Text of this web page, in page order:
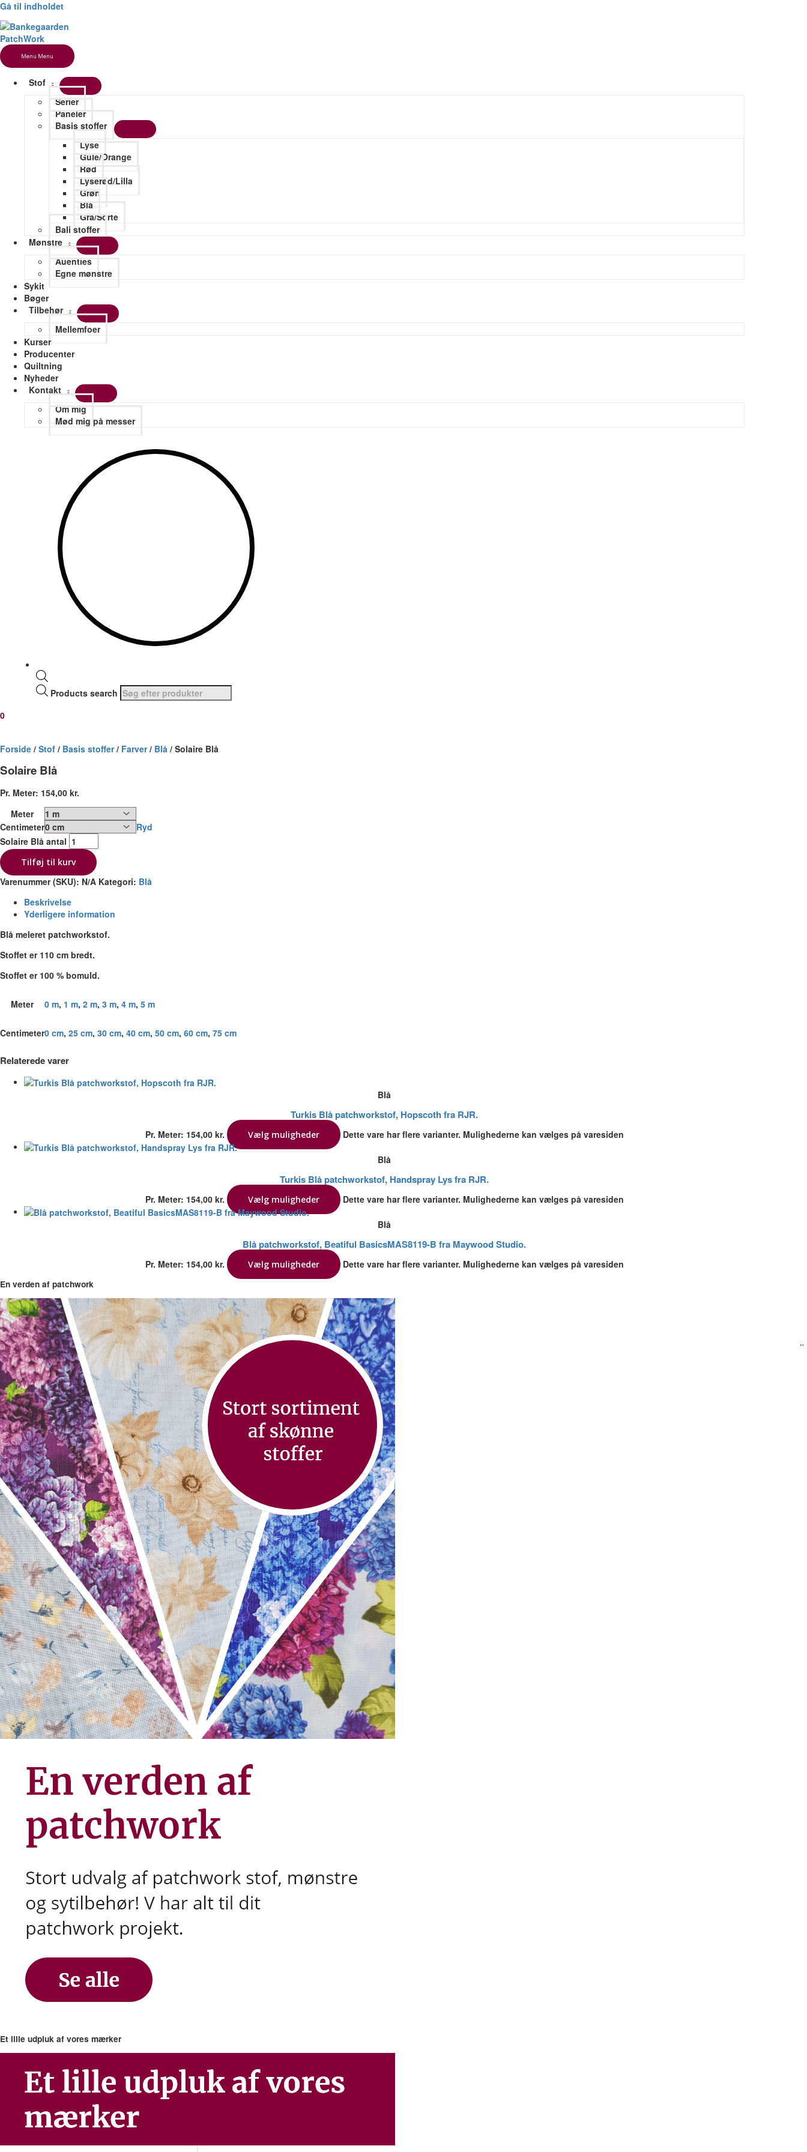
Gå til indholdet
Menu Menu
Stof
Serier
Paneler
Basis stoffer
Lyse
Gule/Orange
Rød
Lyserød/Lilla
Grøn
Blå
Grå/Sorte
Bali stoffer
Mønstre
Auenties
Egne mønstre
Sykit
Bøger
Tilbehør
Mellemfoer
Kurser
Producenter
Quiltning
Nyheder
Kontakt
Om mig
Mød mig på messer
Products search
0
Forside / Stof / Basis stoffer/ Farver/ Blå / Solaire Blå
Solaire Blå
Pr. Meter: 154,00 kr.
Meter
Centimeter
Ryd
Solaire Blå antal
Tilføj til kurv
Varenummer (SKU): N/A Kategori: Blå
Beskrivelse
Yderligere information
Blå meleret patchworkstof.
Stoffet er 110 cm bredt.
Stoffet er 100 % bomuld.
Meter 0 m, 1 m, 2 m, 3 m, 4 m, 5 m
Centimeter0 cm, 25 cm, 30 cm, 40 cm, 50 cm, 60 cm, 75 cm
Relaterede varer
Blå
Turkis Blå patchworkstof, Hopscoth fra RJR.
Pr. Meter: 154,00 kr. Vælg muligheder Dette vare har flere varianter. Mulighederne kan vælges på varesiden
Blå
Turkis Blå patchworkstof, Handspray Lys fra RJR.
Pr. Meter: 154,00 kr. Vælg muligheder Dette vare har flere varianter. Mulighederne kan vælges på varesiden
Blå
Blå patchworkstof, Beatiful BasicsMAS8119-B fra Maywood Studio.
Pr. Meter: 154,00 kr. Vælg muligheder Dette vare har flere varianter. Mulighederne kan vælges på varesiden
En verden af patchwork
Et lille udpluk af vores mærker